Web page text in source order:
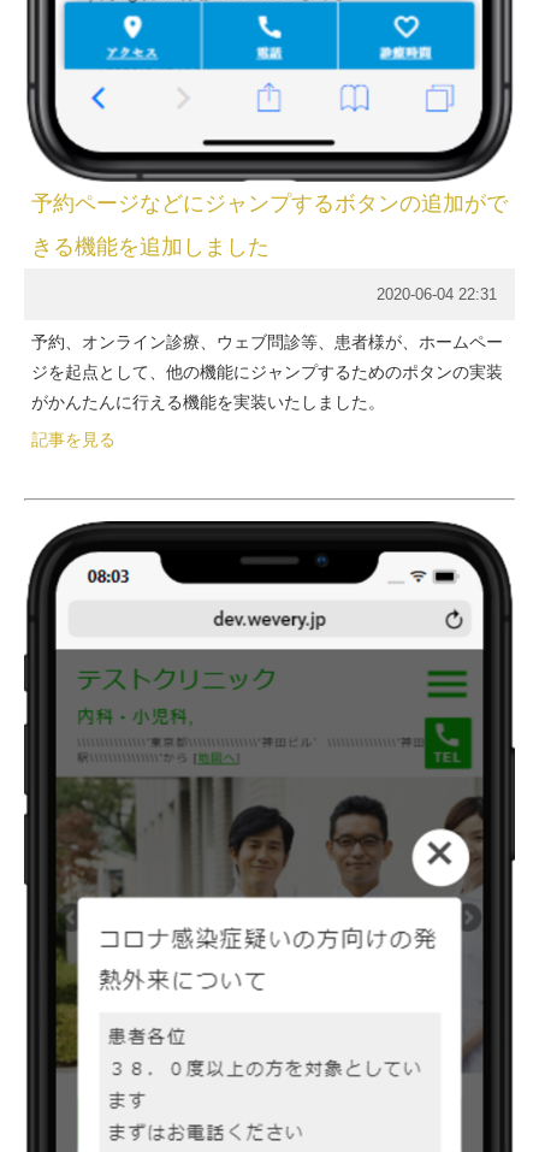
予約ページなどにジャンプするボタンの追加がで
きる機能を追加しました
2020-06-04 22:31
予約、オンライン診療、ウェブ問診等、患者様が、ホームペー
ジを起点として、他の機能にジャンプするためのポタンの実装
がかんたんに行える機能を実装いたしました。
記事を見る